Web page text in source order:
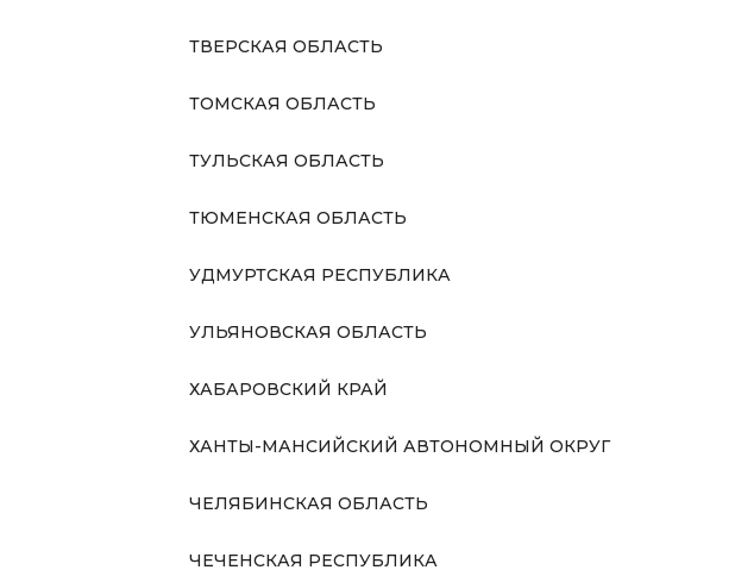
ТВЕРСКАЯ ОБЛАСТЬ
ТОМСКАЯ ОБЛАСТЬ
ТУЛЬСКАЯ ОБЛАСТЬ
ТЮМЕНСКАЯ ОБЛАСТЬ
УДМУРТСКАЯ РЕСПУБЛИКА
УЛЬЯНОВСКАЯ ОБЛАСТЬ
ХАБАРОВСКИЙ КРАЙ
ХАНТЫ-МАНСИЙСКИЙ АВТОНОМНЫЙ ОКРУГ
ЧЕЛЯБИНСКАЯ ОБЛАСТЬ
ЧЕЧЕНСКАЯ РЕСПУБЛИКА